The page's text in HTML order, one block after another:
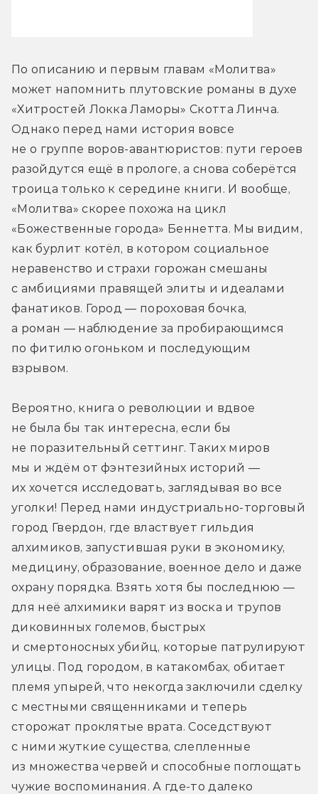
По описанию и первым главам «Молитва»
может напомнить плутовские романы в духе
«Хитростей Локка Ламоры» Скотта Линча.
Однако перед нами история вовсе
не о группе воров-авантюристов: пути героев
разойдутся ещё в прологе, а снова соберётся
троица только к середине книги. И вообще,
«Молитва» скорее похожа на цикл
«Божественные города» Беннетта. Мы видим,
как бурлит котёл, в котором социальное
неравенство и страхи горожан смешаны
с амбициями правящей элиты и идеалами
фанатиков. Город — пороховая бочка,
а роман — наблюдение за пробирающимся
по фитилю огоньком и последующим
взрывом.
Вероятно, книга о революции и вдвое
не была бы так интересна, если бы
не поразительный сеттинг. Таких миров
мы и ждём от фэнтезийных историй —
их хочется исследовать, заглядывая во все
уголки! Перед нами индустриально-торговый
город Гвердон, где властвует гильдия
алхимиков, запустившая руки в экономику,
медицину, образование, военное дело и даже
охрану порядка. Взять хотя бы последнюю —
для неё алхимики варят из воска и трупов
диковинных големов, быстрых
и смертоносных убийц, которые патрулируют
улицы. Под городом, в катакомбах, обитает
племя упырей, что некогда заключили сделку
с местными священниками и теперь
сторожат проклятые врата. Соседствуют
с ними жуткие существа, слепленные
из множества червей и способные поглощать
чужие воспоминания. А где-то далеко